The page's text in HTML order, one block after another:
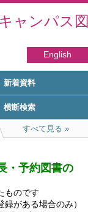
ャンパス
English
新着資料
横断検索
すべて見る
・予約図書の
ものです
がある場合のみ）